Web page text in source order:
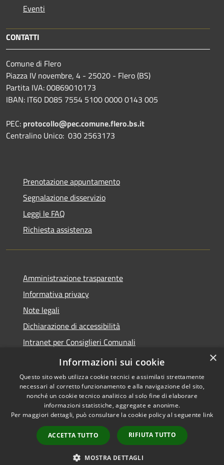
Eventi
CONTATTI
Comune di Flero
Piazza IV novembre, 4 - 25020 - Flero (BS)
Partita IVA: 00869010173
IBAN: IT60 D085 7554 5100 0000 0143 005
PEC: protocollo@pec.comune.flero.bs.it
Centralino Unico: 030 2563173
Prenotazione appuntamento
Segnalazione disservizio
Leggi le FAQ
Richiesta assistenza
Amministrazione trasparente
Informativa privacy
Note legali
Dichiarazione di accessibilità
Intranet per Consiglieri Comunali
Codice Univoco Fatturazione Elettronica
Accessibilità
Copyright © 2026 • Comune di
Flero • Powered by
Municipium•
Accesso
redazione
×
Informazioni sui cookie
Questo sito web utilizza cookie tecnici e assimilati strettamente
necessari al corretto funzionamento e alla navigazione del sito,
nonché un cookie tecnico analitico al solo fine di elaborare
informazioni statistiche, aggregate e anonime.
Per maggiori dettagli, può consultare la cookie policy al seguente link
ACCETTA TUTTO RIFIUTA TUTTO
MOSTRA DETTAGLI